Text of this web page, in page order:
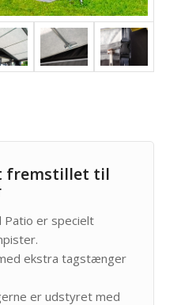
fremstillet til
er specielt
ekstra tagstænger
er udstyret med